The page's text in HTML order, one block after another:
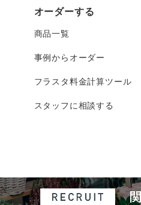
オーダーする
商品一覧
事例からオーダー
フラスタ料金計算ツール
スタッフに相談する